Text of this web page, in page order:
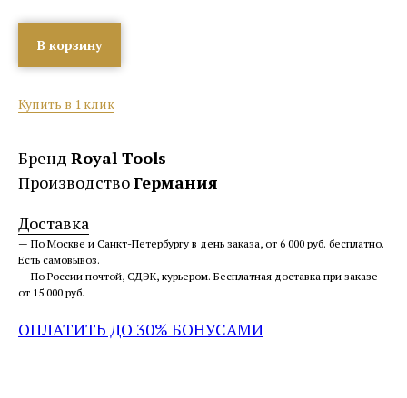
В корзину
Купить в 1 клик
Бренд Royal Tools
ПроизводствоГермания
Доставка
— По Москве и Санкт-Петербургу в день заказа, от 6 000 руб. бесплатно.
Есть самовывоз.
— По России почтой, СДЭК, курьером. Бесплатная доставка при заказе
от 15 000 руб.
ОПЛАТИТЬ ДО 30% БОНУСАМИ